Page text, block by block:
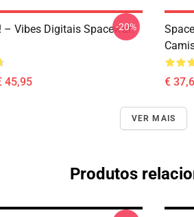
– Vibes Digitais Spacewar!
45,95
-20%
€
VER MAIS
Produtos